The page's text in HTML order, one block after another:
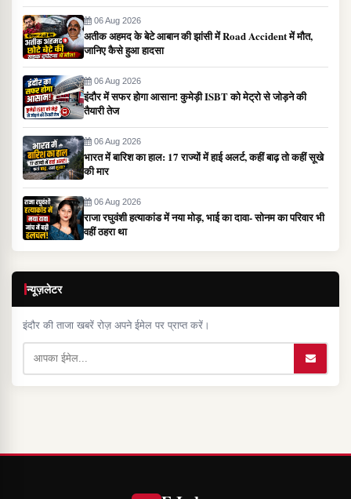
06 Aug 2026
अतीक अहमद के बेटे आबान की झांसी में Road Accident में मौत,
जानिए कैसे हुआ हादसा
06 Aug 2026
इंदौर में सफर होगा आसान! कुमेड़ी ISBT को मेट्रो से जोड़ने की
तैयारी तेज
06 Aug 2026
भारत में बारिश का हाल: 17 राज्यों में हाई अलर्ट, कहीं बाढ़ तो कहीं सूखे
की मार
06 Aug 2026
राजा रघुवंशी हत्याकांड में नया मोड़, भाई का दावा- सोनम का परिवार भी
वहीं ठहरा था
न्यूज़लेटर
इंदौर की ताजा खबरें रोज़ अपने ईमेल पर प्राप्त करें।